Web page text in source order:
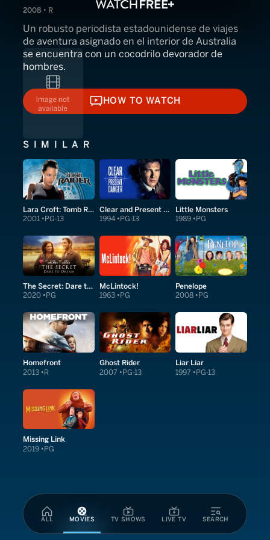
ALL MOVIES TV SHOWS LIVE TV SEARCH
2008 • R
Un robusto periodista estadounidense de viajes
de aventura asignado en el interior de Australia
se encuentra con un cocodrilo devorador de
hombres.
HOW TO WATCH
HOW TO WATCH
SIMILAR
Lara Croft: Tomb Raider
2001 PG-13
Clear and Present Danger
1994 PG-13
Little Monsters
1989 PG
The Secret: Dare to Dream
2020 PG
McLintock!
1963 PG
Penelope
2008 PG
Homefront
2013 R
Ghost Rider
2007 PG-13
Liar Liar
1997 PG-13
Missing Link
2019 PG